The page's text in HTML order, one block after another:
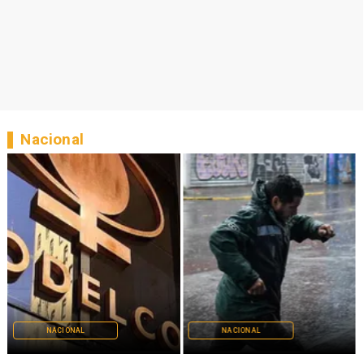
NACIONAL NACIONAL
Nacional